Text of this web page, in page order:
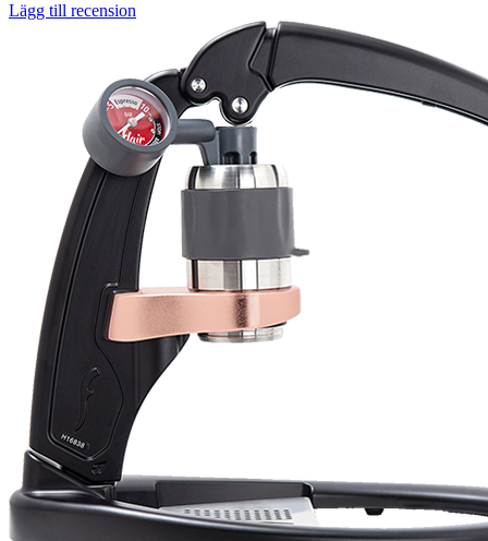
Lägg till recension